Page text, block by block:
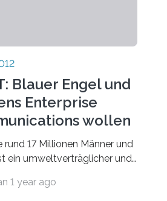
Blauer Engel und
Enterprise
wollen
Büros
rund 17 Millionen Männer und
ein umweltverträglicher und
das Wohlbefinden der
1 year ago